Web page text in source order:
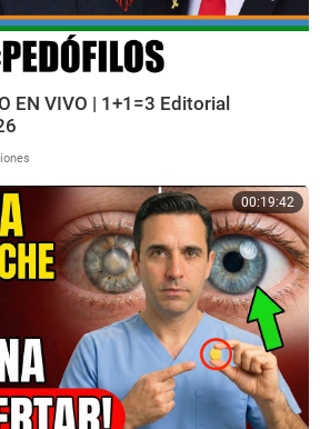
EN VIVO | 1+1=3 Editorial
00:19:42